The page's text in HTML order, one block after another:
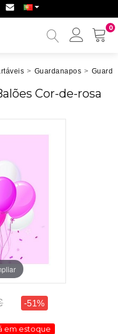
0
Minha
> Guardanapos >
Cor-de-rosa
-51%
em estoque